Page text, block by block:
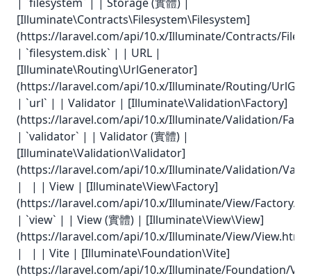
[Illuminate\Contracts\Filesystem\Filesystem]
(https://laravel.com/api/10.x/Illuminate/Contracts/
| `filesystem.disk` | | URL |
[Illuminate\Routing\UrlGenerator]
(https://laravel.com/api/10.x/Illuminate/Routing/
| `url` | | Validator | [Illuminate\Validation\Factory]
(https://laravel.com/api/10.x/Illuminate/Validation/
| `validator` | | Validator (實體) |
[Illuminate\Validation\Validator]
(https://laravel.com/api/10.x/Illuminate/Validation/
| | | View | [Illuminate\View\Factory]
(https://laravel.com/api/10.x/Illuminate/View/
| `view` | | View (實體) | [Illuminate\View\View]
(https://laravel.com/api/10.x/Illuminate/View/View.html)
| | | Vite | [Illuminate\Foundation\Vite]
(https://laravel.com/api/10.x/Illuminate/Foundation/